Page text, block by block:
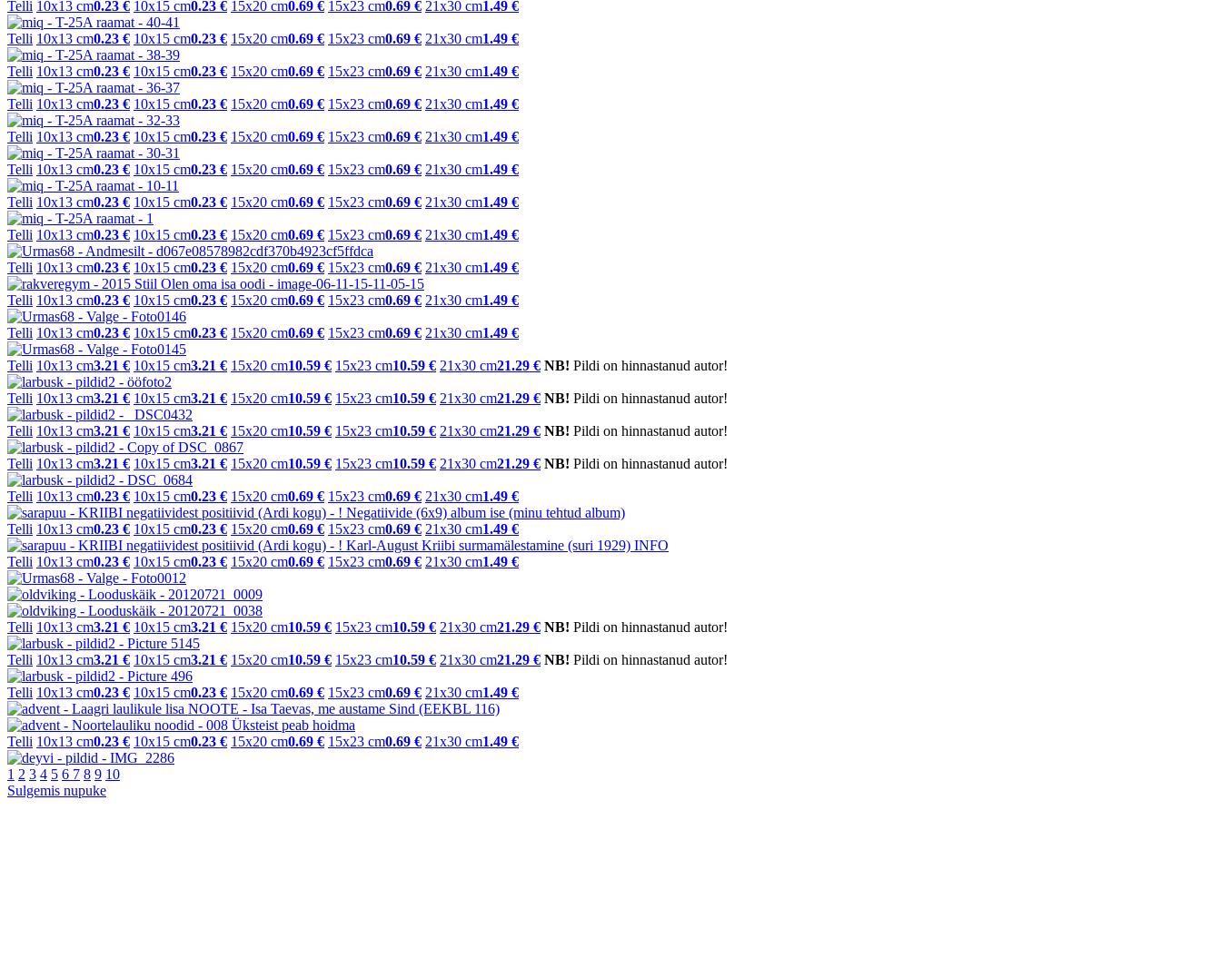
Telli 10x13 cm0.23 € 10x15 cm0.23 € 15x20 cm0.69 € 15x23 cm0.69 € 21x30 cm1.49 €
Telli 10x13 cm0.23 € 10x15 cm0.23 € 15x20 cm0.69 € 15x23 cm0.69 € 21x30 cm1.49 €
Telli 10x13 cm0.23 € 10x15 cm0.23 € 15x20 cm0.69 € 15x23 cm0.69 € 21x30 cm1.49 €
Telli 10x13 cm0.23 € 10x15 cm0.23 € 15x20 cm0.69 € 15x23 cm0.69 € 21x30 cm1.49 €
Telli 10x13 cm0.23 € 10x15 cm0.23 € 15x20 cm0.69 € 15x23 cm0.69 € 21x30 cm1.49 €
Telli 10x13 cm0.23 € 10x15 cm0.23 € 15x20 cm0.69 € 15x23 cm0.69 € 21x30 cm1.49 €
Telli 10x13 cm0.23 € 10x15 cm0.23 € 15x20 cm0.69 € 15x23 cm0.69 € 21x30 cm1.49 €
Telli 10x13 cm0.23 € 10x15 cm0.23 € 15x20 cm0.69 € 15x23 cm0.69 € 21x30 cm1.49 €
Telli 10x13 cm0.23 € 10x15 cm0.23 € 15x20 cm0.69 € 15x23 cm0.69 € 21x30 cm1.49 €
Telli 10x13 cm0.23 € 10x15 cm0.23 € 15x20 cm0.69 € 15x23 cm0.69 € 21x30 cm1.49 €
Telli 10x13 cm0.23 € 10x15 cm0.23 € 15x20 cm0.69 € 15x23 cm0.69 € 21x30 cm1.49 €
Telli 10x13 cm3.21 € 10x15 cm3.21 € 15x20 cm10.59 € 15x23 cm10.59 € 21x30 cm21.29 € NB! Pildi on hinnastanud autor!
Telli 10x13 cm3.21 € 10x15 cm3.21 € 15x20 cm10.59 € 15x23 cm10.59 € 21x30 cm21.29 € NB! Pildi on hinnastanud autor!
Telli 10x13 cm3.21 € 10x15 cm3.21 € 15x20 cm10.59 € 15x23 cm10.59 € 21x30 cm21.29 € NB! Pildi on hinnastanud autor!
Telli 10x13 cm3.21 € 10x15 cm3.21 € 15x20 cm10.59 € 15x23 cm10.59 € 21x30 cm21.29 € NB! Pildi on hinnastanud autor!
Telli 10x13 cm0.23 € 10x15 cm0.23 € 15x20 cm0.69 € 15x23 cm0.69 € 21x30 cm1.49 €
Telli 10x13 cm0.23 € 10x15 cm0.23 € 15x20 cm0.69 € 15x23 cm0.69 € 21x30 cm1.49 €
Telli 10x13 cm0.23 € 10x15 cm0.23 € 15x20 cm0.69 € 15x23 cm0.69 € 21x30 cm1.49 €
Telli 10x13 cm3.21 € 10x15 cm3.21 € 15x20 cm10.59 € 15x23 cm10.59 € 21x30 cm21.29 € NB! Pildi on hinnastanud autor!
Telli 10x13 cm3.21 € 10x15 cm3.21 € 15x20 cm10.59 € 15x23 cm10.59 € 21x30 cm21.29 € NB! Pildi on hinnastanud autor!
Telli 10x13 cm0.23 € 10x15 cm0.23 € 15x20 cm0.69 € 15x23 cm0.69 € 21x30 cm1.49 €
Telli 10x13 cm0.23 € 10x15 cm0.23 € 15x20 cm0.69 € 15x23 cm0.69 € 21x30 cm1.49 €
1 2 3 4 5 6 7 8 9 10
Sulgemis nupuke